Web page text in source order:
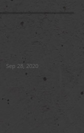
Sep 28, 2020